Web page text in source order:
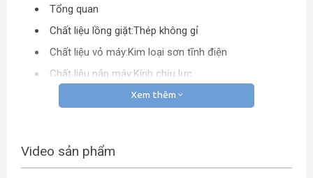
Tổng quan
Chất liệu lồng giặt:Thép không gỉ
Chất liệu vỏ máy:Kim loại sơn tĩnh điện
Chất liệu nắp máy:Kính chịu lực
Tiếng Việt nút nhấn có màn hình
hiển thị
Kích thước – Khối lượng:
– Sâu 71.5 cm – Nặng 48 kg
Xem thêm
Video sản phẩm